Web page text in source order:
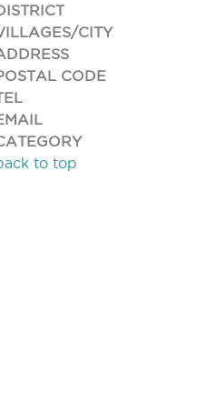
CITY
CODE
to top